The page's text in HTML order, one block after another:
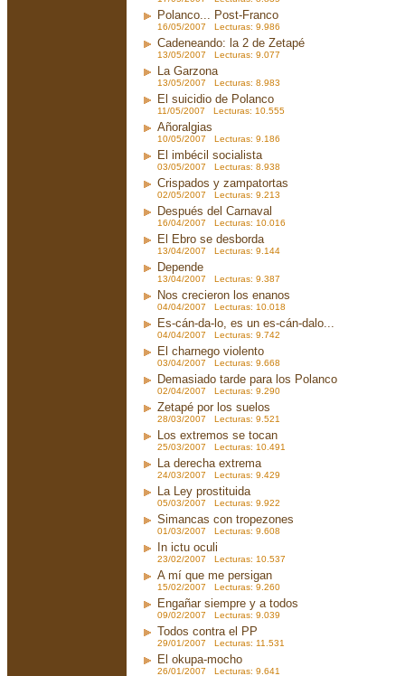
Polanco... Post-Franco
16/05/2007 Lecturas: 9.986
Cadeneando: la 2 de Zetapé
13/05/2007 Lecturas: 9.077
La Garzona
13/05/2007 Lecturas: 8.983
El suicidio de Polanco
11/05/2007 Lecturas: 10.555
Añoralgias
10/05/2007 Lecturas: 9.186
El imbécil socialista
03/05/2007 Lecturas: 8.938
Crispados y zampatortas
02/05/2007 Lecturas: 9.213
Después del Carnaval
16/04/2007 Lecturas: 10.016
El Ebro se desborda
13/04/2007 Lecturas: 9.144
Depende
13/04/2007 Lecturas: 9.387
Nos crecieron los enanos
04/04/2007 Lecturas: 10.018
Es-cán-da-lo, es un es-cán-dalo...
04/04/2007 Lecturas: 9.742
El charnego violento
03/04/2007 Lecturas: 9.668
Demasiado tarde para los Polanco
02/04/2007 Lecturas: 9.290
Zetapé por los suelos
28/03/2007 Lecturas: 9.521
Los extremos se tocan
25/03/2007 Lecturas: 10.491
La derecha extrema
24/03/2007 Lecturas: 9.429
La Ley prostituida
05/03/2007 Lecturas: 9.922
Simancas con tropezones
01/03/2007 Lecturas: 9.608
In ictu oculi
23/02/2007 Lecturas: 10.537
A mí que me persigan
15/02/2007 Lecturas: 9.260
Engañar siempre y a todos
09/02/2007 Lecturas: 9.039
Todos contra el PP
29/01/2007 Lecturas: 11.531
El okupa-mocho
26/01/2007 Lecturas: 9.641